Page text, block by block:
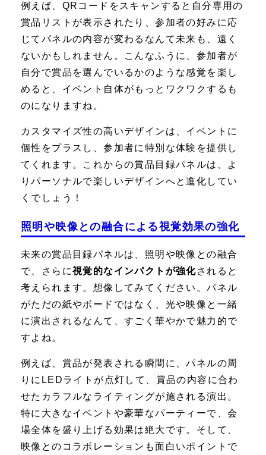
例えば、QRコードをスキャンすると自分専用の
賞品リストが表示されたり、参加者の好みに応
じてパネルの内容が変わるなんて未来も、遠く
ないかもしれません。こんなふうに、参加者が
自分で賞品を選んでいるかのような感覚を楽し
めると、イベント自体がもっとワクワクするも
のになりますね。
カスタマイズ性の高いデザインは、イベントに
個性をプラスし、参加者に特別な体験を提供し
てくれます。これからの賞品目録パネルは、よ
りパーソナルで楽しいデザインへと進化してい
くでしょう！
照明や映像との融合による視覚効果の強化
未来の賞品目録パネルは、照明や映像との融合
で、さらに視覚的なインパクトが強化されると
考えられます。想像してみてください。パネル
がただの紙やボードではなく、光や映像と一緒
に演出されるなんて、すごく華やかで魅力的で
すよね。
例えば、賞品が発表される瞬間に、パネルの周
りにLEDライトが点灯して、賞品の内容に合わ
せたカラフルなライティングが施される演出。
特に大きなイベントや豪華なパーティーで、会
場全体を盛り上げる効果は絶大です。そして、
映像とのコラボレーションも面白いポイントで